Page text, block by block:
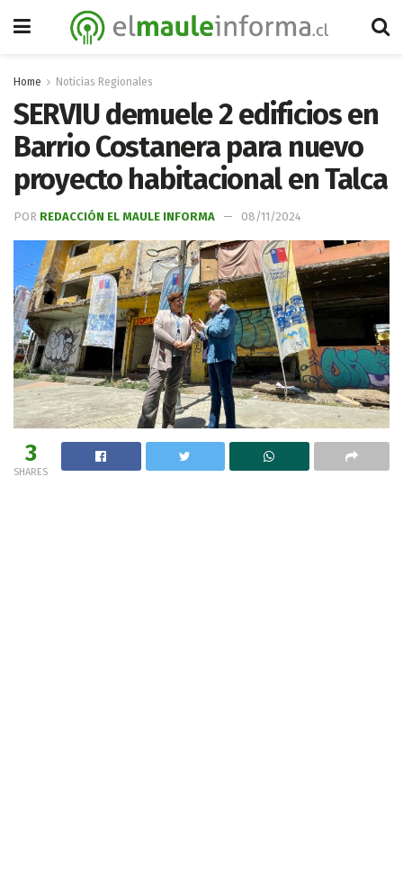
Home Noticias Regionales
SERVIU demuele 2 edificios en
Barrio Costanera para nuevo
proyecto habitacional en Talca
POR REDACCIÓN EL MAULE INFORMA 08/11/2024
3
SHARES